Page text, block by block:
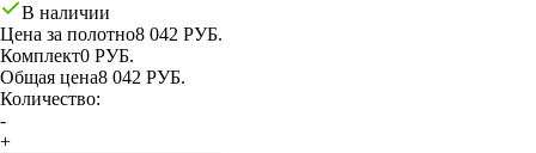
В наличии
Цена за полотно8 042 РУБ.
Комплект0 РУБ.
Общая цена8 042 РУБ.
Количество:
-
+